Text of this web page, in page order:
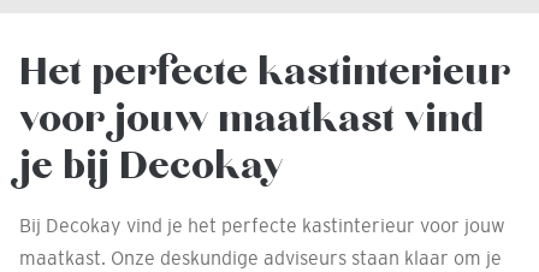
Het perfecte kastinterieur
voor jouw maatkast vind
je bij Decokay
Bij Decokay vind je het perfecte kastinterieur voor jouw
maatkast. Onze deskundige adviseurs staan klaar om je